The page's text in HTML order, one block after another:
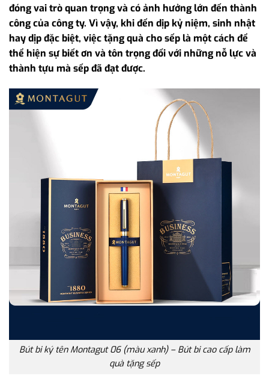
đóng vai trò quan trọng và có ảnh hưởng lớn đến thành
công của công ty. Vì vậy, khi đến dịp kỷ niệm, sinh nhật
hay dịp đặc biệt, việc tặng quà cho sếp là một cách để
thể hiện sự biết ơn và tôn trọng đối với những nỗ lực và
thành tựu mà sếp đã đạt được.
Bút bi ký tên Montagut 06 (màu xanh) – Bút bi cao cấp làm
quà tặng sếp